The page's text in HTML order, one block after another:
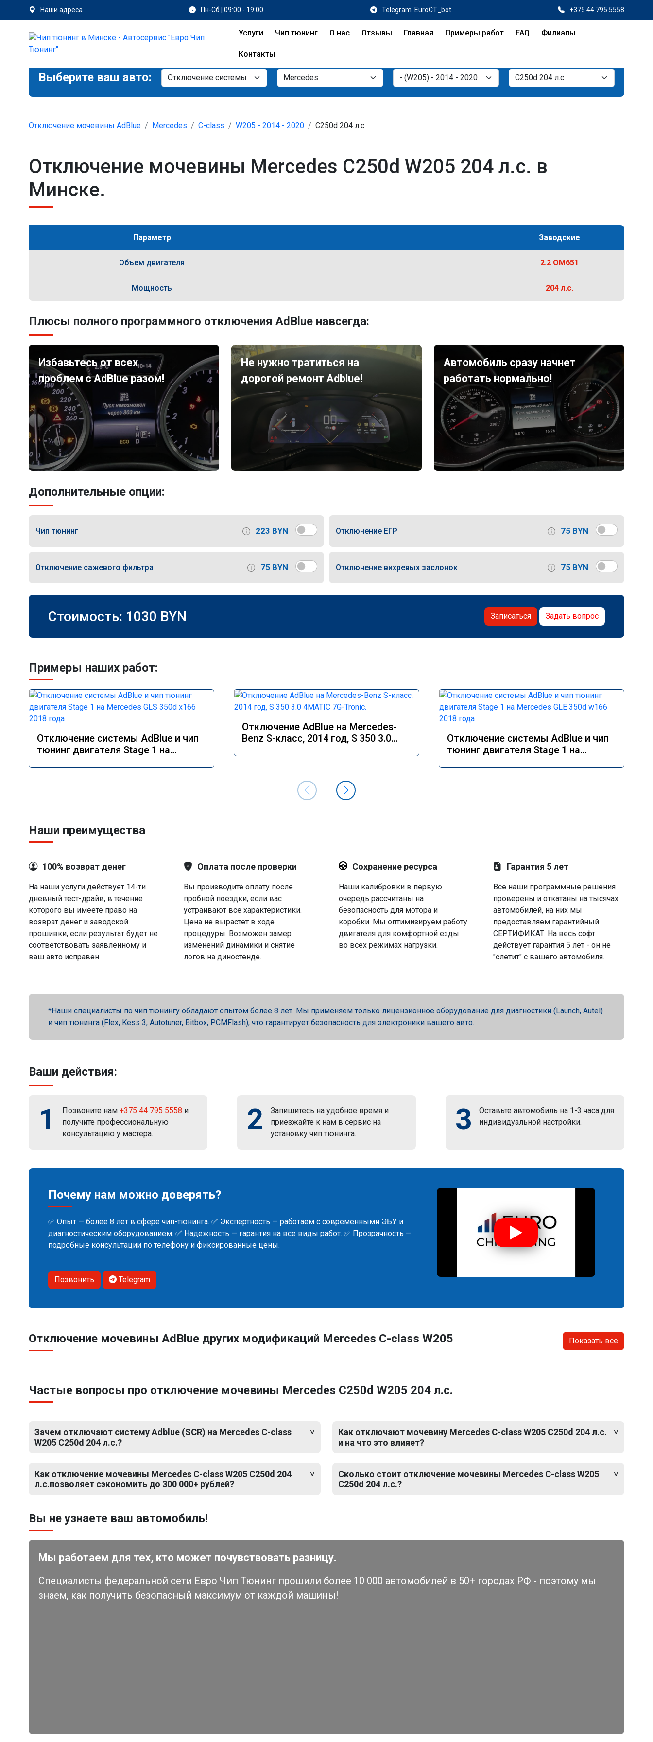
Наши адреса Пн-Сб | 09:00 - 19:00 Telegram: EuroCT_bot +375 44 795 5558
Услуги Чип тюнинг О нас Отзывы Главная Примеры работ FAQ Филиалы
Контакты
Выберите ваш авто:
Отключение мочевины AdBlue Mercedes C-class W205 - 2014 - 2020 C250d 204 л.с
Отключение мочевины Mercedes C250d W205 204 л.с. в
Минске.
Параметр Заводские
Объем двигателя 2.2 OM651
Мощность 204 л.с.
Плюсы полного программного отключения AdBlue навсегда:
Избавьтесь от всех
проблем с AdBlue разом!
Не нужно тратиться на
дорогой ремонт Adblue!
Автомобиль сразу начнет
работать нормально!
Дополнительные опции:
Чип тюнинг 223 BYN Отключение ЕГР 75 BYN
Отключение сажевого фильтра 75 BYN Отключение вихревых заслонок 75 BYN
Стоимость: 1030 BYN Записаться Задать вопрос
Примеры наших работ:
Отключение системы AdBlue и чип
тюнинг двигателя Stage 1 на
Отключение AdBlue на Mercedes-
Benz S-класс, 2014 год, S 350 3.0
Отключение системы AdBlue и чип
тюнинг двигателя Stage 1 на
Наши преимущества
100% возврат денег
На наши услуги действует 14-ти
дневный тест-драйв, в течение
которого вы имеете право на
возврат денег и заводской
прошивки, если результат будет не
соответствовать заявленному и
ваш авто исправен.
Оплата после проверки
Вы производите оплату после
пробной поездки, если вас
устраивают все характеристики.
Цена не вырастет в ходе
процедуры. Возможен замер
изменений динамики и снятие
логов на диностенде.
Сохранение ресурса
Наши калибровки в первую
очередь рассчитаны на
безопасность для мотора и
коробки. Мы оптимизируем работу
двигателя для комфортной езды
во всех режимах нагрузки.
Гарантия 5 лет
Все наши программные решения
проверены и откатаны на тысячах
автомобилей, на них мы
предоставляем гарантийный
СЕРТИФИКАТ. На весь софт
действует гарантия 5 лет - он не
"слетит" с вашего автомобиля.
Наши специалисты по чип тюнингу обладают опытом более 8 лет. Мы применяем только лицензионное оборудование для диагностики (Launch, Autel)
и чип тюнинга (Flex, Kess 3, Autotuner, Bitbox, PCMFlash), что гарантирует безопасность для электроники вашего авто.
Ваши действия:
1 Позвоните нам +375 44 795 5558 и
получите профессиональную
консультацию у мастера.
2
Запишитесь на удобное время и
приезжайте к нам в сервис на
установку чип тюнинга.
3
Оставьте автомобиль на 1-3 часа для
индивидуальной настройки.
Почему нам можно доверять?
✅ Опыт — более 8 лет в сфере чип-тюнинга. ✅ Экспертность — работаем с современными ЭБУ и
диагностическим оборудованием. ✅ Надежность — гарантия на все виды работ. ✅ Прозрачность —
подробные консультации по телефону и фиксированные цены.
Позвонить Telegram
Отключение мочевины AdBlue других модификаций Mercedes C-class W205 Показать все
Частые вопросы про отключение мочевины Mercedes C250d W205 204 л.с.
Зачем отключают систему Adblue (SCR) на Mercedes C-class
W205 C250d 204 л.с.?
Как отключение мочевины Mercedes C-class W205 C250d 204
л.с.позволяет сэкономить до 300 000+ рублей?
Как отключают мочевину Mercedes C-class W205 C250d 204 л.с.
и на что это влияет?
Сколько стоит отключение мочевины Mercedes C-class W205
C250d 204 л.с.?
Вы не узнаете ваш автомобиль!
Мы работаем для тех, кто может почувствовать разницу.
Специалисты федеральной сети Евро Чип Тюнинг прошили более 10 000 автомобилей в 50+ городах РФ - поэтому мы
знаем, как получить безопасный максимум от каждой машины!